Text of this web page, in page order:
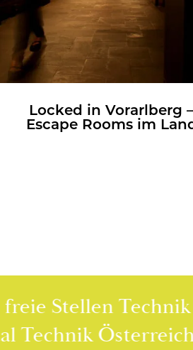
Lo­cked in Vor­arl­berg –
Es­cape Rooms im
Technik